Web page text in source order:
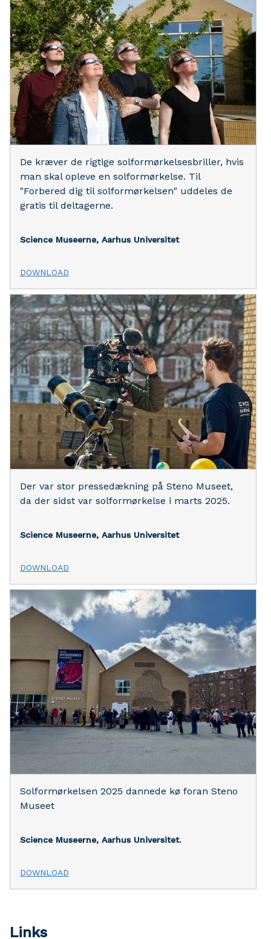
De kræver de rigtige solformørkelsesbriller, hvis
man skal opleve en solformørkelse. Til
"Forbered dig til solformørkelsen" uddeles de
gratis til deltagerne.
Science Museerne, Aarhus Universitet
DOWNLOAD
Der var stor pressedækning på Steno Museet,
da der sidst var solformørkelse i marts 2025.
Science Museerne, Aarhus Universitet
DOWNLOAD
Solformørkelsen 2025 dannede kø foran Steno
Museet
Science Museerne, Aarhus Universitet.
DOWNLOAD
Links